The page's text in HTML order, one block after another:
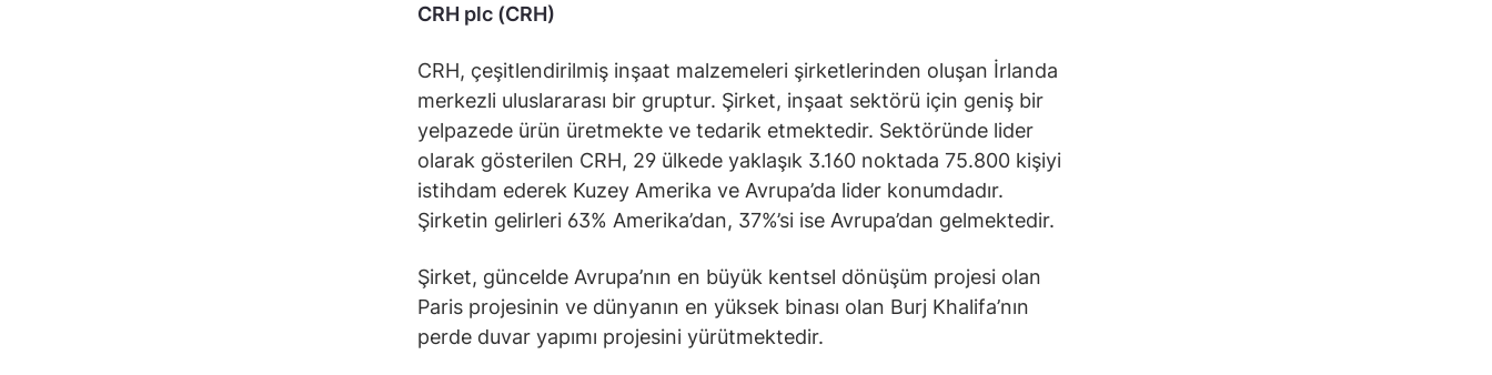
CRH plc (CRH)
CRH, çeşitlendirilmiş inşaat malzemeleri şirketlerinden oluşan İrlanda
merkezli uluslararası bir gruptur. Şirket, inşaat sektörü için geniş bir
yelpazede ürün üretmekte ve tedarik etmektedir. Sektöründe lider
olarak gösterilen CRH, 29 ülkede yaklaşık 3.160 noktada 75.800 kişiyi
istihdam ederek Kuzey Amerika ve Avrupa’da lider konumdadır.
Şirketin gelirleri 63% Amerika’dan, 37%’si ise Avrupa’dan gelmektedir.
Şirket, güncelde Avrupa’nın en büyük kentsel dönüşüm projesi olan
Paris projesinin ve dünyanın en yüksek binası olan Burj Khalifa’nın
perde duvar yapımı projesini yürütmektedir.